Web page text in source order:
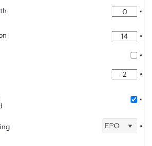
*
*
*
*
*
EPO *